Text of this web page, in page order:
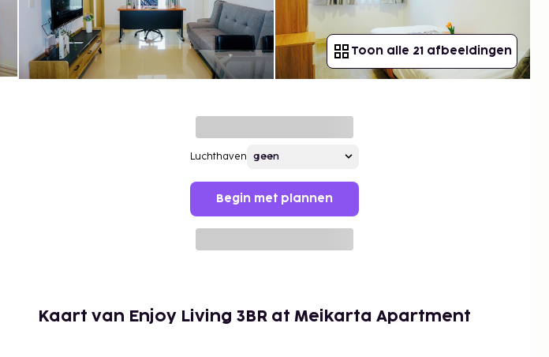
Toon alle 21 afbeeldingen
Luchthaven
Begin met plannen
Kaart van Enjoy Living 3BR at Meikarta Apartment